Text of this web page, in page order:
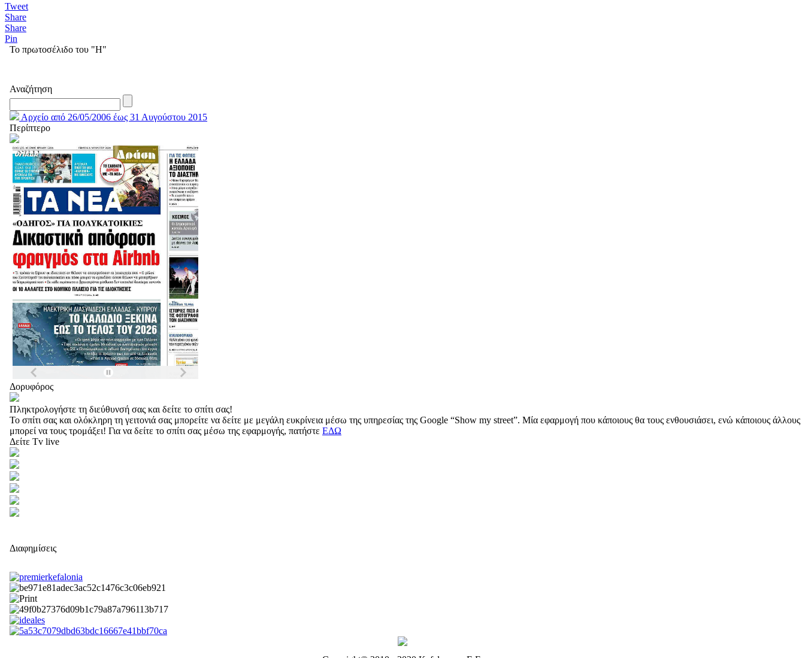
Tweet
Share
Share
Pin
Το πρωτοσέλιδο του "Η"
Αναζήτηση
Αρχείο από 26/05/2006 έως 31 Αυγούστου 2015
Περίπτερο
Δορυφόρος
Πληκτρολογήστε τη διεύθυνσή σας και δείτε το σπίτι σας!
Το σπίτι σας και ολόκληρη τη γειτονιά σας μπορείτε να δείτε με μεγάλη ευκρίνεια μέσω της υπηρεσίας της Google “Show my street”. Μία εφαρμογή που κάποιους θα τους ενθουσιάσει, ενώ κάποιους άλλους
μπορεί να τους τρομάξει! Για να δείτε το σπίτι σας μέσω της εφαρμογής, πατήστε ΕΔΩ
Δείτε Tv live
Διαφημίσεις